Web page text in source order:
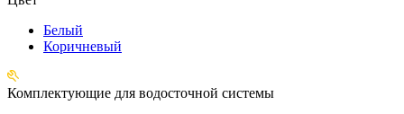
Белый
Коричневый
Комплектующие для водосточной системы